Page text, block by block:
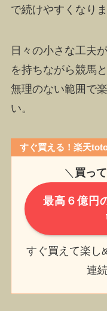
で続けやすくなりま
日々の小さな工夫
を持ちながら競馬
無理のない範囲で
い。
すぐ買える！楽天
＼ 買っ
最高６億円
すぐ買えて楽し
連